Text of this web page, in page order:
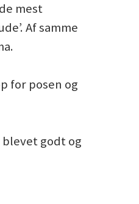
mest
Af samme
for posen og
godt og